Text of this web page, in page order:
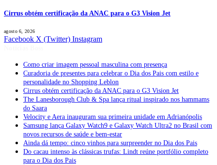
Cirrus obtém certificação da ANAC para o G3 Vision Jet
agosto 6, 2026
Facebook X (Twitter) Instagram
Como criar imagem pessoal masculina com presença
Curadoria de presentes para celebrar o Dia dos Pais com estilo e
personalidade no Shopping Leblon
Cirrus obtém certificação da ANAC para o G3 Vision Jet
The Lanesborough Club & Spa lança ritual inspirado nos hammams
do Saara
Velocity e Aera inauguram sua primeira unidade em Adrianópolis
Samsung lança Galaxy Watch9 e Galaxy Watch Ultra2 no Brasil com
novos recursos de saúde e bem-estar
Ainda dá tempo: cinco vinhos para surpreender no Dia dos Pais
Do cacau intenso às clássicas trufas: Lindt reúne portfólio completo
para o Dia dos Pais